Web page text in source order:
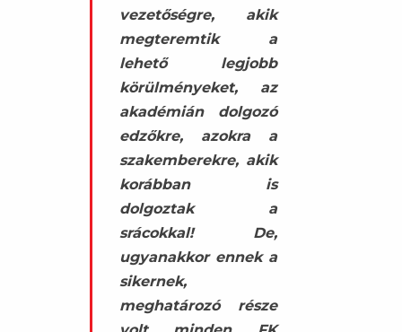
vezetőségre, akik
megteremtik a
lehető legjobb
körülményeket, az
akadémián dolgozó
edzőkre, azokra a
szakemberekre, akik
korábban is
dolgoztak a
srácokkal! De,
ugyanakkor ennek a
sikernek,
meghatározó része